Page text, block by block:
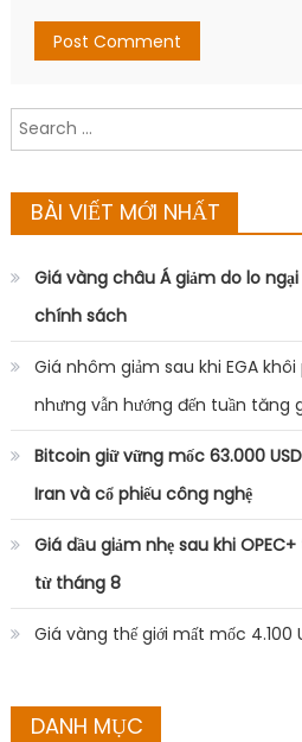
Search
for:
BÀI VIẾT MỚI NHẤT
Giá vàng châu Á giảm do lo
chính sách
Giá nhôm giảm sau khi EGA
nhưng vẫn hướng đến tuần tăng
Bitcoin giữ vững mốc 63.000
Iran và cổ phiếu công nghệ
Giá dầu giảm nhẹ sau khi
từ tháng 8
Giá vàng thế giới mất mốc 4.100
DANH MỤC